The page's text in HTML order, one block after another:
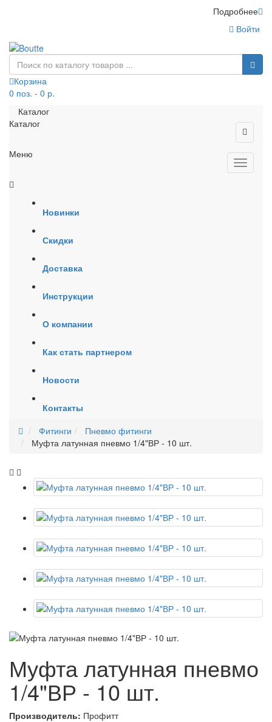
Подробнее
Войти
Корзина
0 поз. - 0 р.
Каталог
Каталог
Меню
Новинки
Скидки
Доставка
Инструкции
О компании
Как стать партнером
Новости
Контакты
Фитинги
Пневмо фитинги
Муфта латунная пневмо 1/4"ВР - 10 шт.
Муфта латунная пневмо
1/4"ВР - 10 шт.
Производитель: Профитт